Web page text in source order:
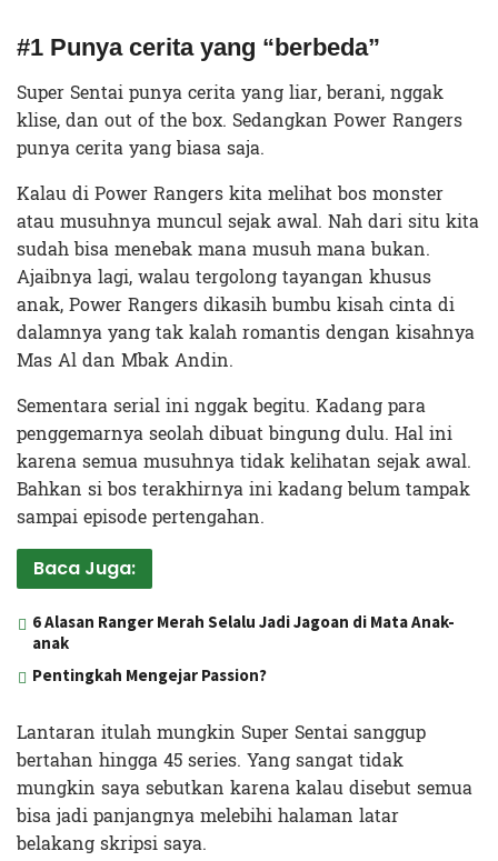
#1 Punya cerita yang “berbeda”
Super Sentai punya cerita yang liar, berani, nggak
klise, dan out of the box. Sedangkan Power Rangers
punya cerita yang biasa saja.
Kalau di Power Rangers kita melihat bos monster
atau musuhnya muncul sejak awal. Nah dari situ kita
sudah bisa menebak mana musuh mana bukan.
Ajaibnya lagi, walau tergolong tayangan khusus
anak, Power Rangers dikasih bumbu kisah cinta di
dalamnya yang tak kalah romantis dengan kisahnya
Mas Al dan Mbak Andin.
Sementara serial ini nggak begitu. Kadang para
penggemarnya seolah dibuat bingung dulu. Hal ini
karena semua musuhnya tidak kelihatan sejak awal.
Bahkan si bos terakhirnya ini kadang belum tampak
sampai episode pertengahan.
Baca Juga:
6 Alasan Ranger Merah Selalu Jadi Jagoan di Mata Anak-
anak
Pentingkah Mengejar Passion?
Lantaran itulah mungkin Super Sentai sanggup
bertahan hingga 45 series. Yang sangat tidak
mungkin saya sebutkan karena kalau disebut semua
bisa jadi panjangnya melebihi halaman latar
belakang skripsi saya.